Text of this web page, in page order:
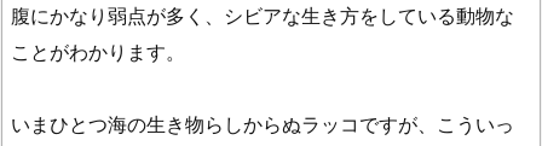
腹にかなり弱点が多く、シビアな生き方をしている動物な
ことがわかります。
いまひとつ海の生き物らしからぬラッコですが、こういっ